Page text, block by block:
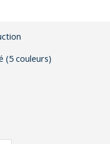
(5 couleurs)